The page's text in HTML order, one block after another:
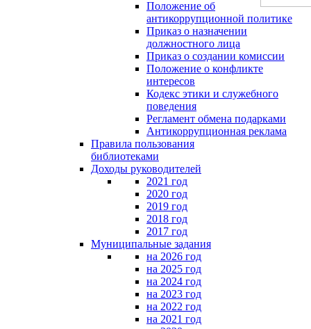
Положение об
антикоррупционной политике
Приказ о назначении
должностного лица
Приказ о создании комиссии
Положение о конфликте
интересов
Кодекс этики и служебного
поведения
Регламент обмена подарками
Антикоррупционная реклама
Правила пользования
библиотеками
Доходы руководителей
2021 год
2020 год
2019 год
2018 год
2017 год
Муниципальные задания
на 2026 год
на 2025 год
на 2024 год
на 2023 год
на 2022 год
на 2021 год